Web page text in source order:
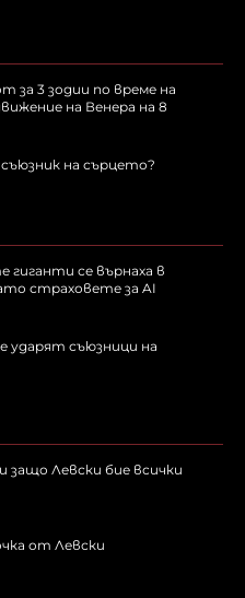
за 3 зодии по време на
на Венера на 8
на сърцето?
гиганти се върнаха в
страховете за AI
ударят съюзници на
защо Левски бие всички
от Левски